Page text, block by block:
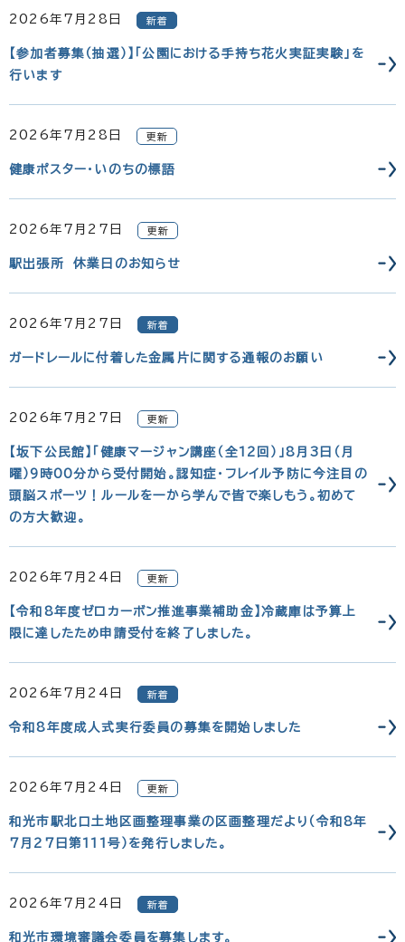
2026年7月28日 新着
【参加者募集（抽選）】「公園における手持ち花火実証実験」を
行います
2026年7月28日 更新
健康ポスター・いのちの標語
2026年7月27日 更新
駅出張所 休業日のお知らせ
2026年7月27日 新着
ガードレールに付着した金属片に関する通報のお願い
2026年7月27日 更新
【坂下公民館】「健康マージャン講座（全12回）」8月3日（月
曜）9時00分から受付開始。認知症・フレイル予防に今注目の
頭脳スポーツ！ルールを一から学んで皆で楽しもう。初めて
の方大歓迎。
2026年7月24日 更新
【令和8年度ゼロカーボン推進事業補助金】冷蔵庫は予算上
限に達したため申請受付を終了しました。
2026年7月24日 新着
令和8年度成人式実行委員の募集を開始しました
2026年7月24日 更新
和光市駅北口土地区画整理事業の区画整理だより（令和8年
7月27日第111号）を発行しました。
2026年7月24日 新着
和光市環境審議会委員を募集します。